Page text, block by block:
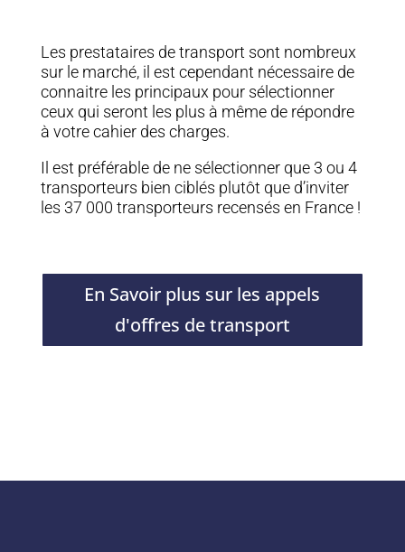
Les prestataires de transport sont nombreux
sur le marché, il est cependant nécessaire de
connaitre les principaux pour sélectionner
ceux qui seront les plus à même de répondre
à votre cahier des charges.
Il est préférable de ne sélectionner que 3 ou 4
transporteurs bien ciblés plutôt que d’inviter
les 37 000 transporteurs recensés en France !
En Savoir plus sur les appels
d'offres de transport